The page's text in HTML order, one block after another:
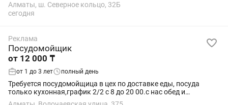
Алматы, ш. Северное кольцо, 32Б
сегодня
Реклама
Посудомойщик
от 12 000 ₸
от 1 до 3 лет полный день
Требуется посудомойщица в цех по доставке еды, посуда
только кухонная,график 2/2 с 8 до 20 00.с нас обед и
своевременное зп,с вас ответственность, чистоплотность.